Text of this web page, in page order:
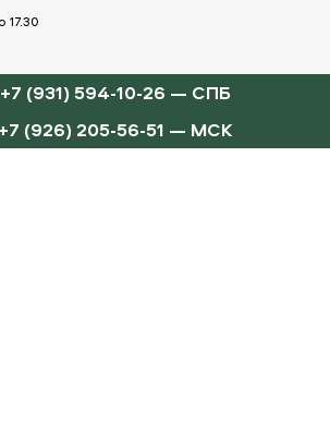
17.30
+7 (931) 594-10-26 — СПБ
+7 (926) 205-56-51 — МСК